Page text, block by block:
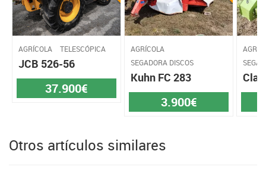
AGRÍCOLA TELESCÓPICA
JCB 526-56
37.900€
AGRÍCOLA
SEGADORA DISCOS
Kuhn FC 283
3.900€
Otros artículos similares